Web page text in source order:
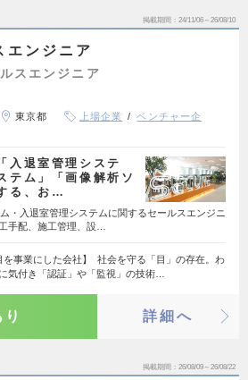
掲載期間 24/11/06～26/08/10
エンジニア
スエンジニア
東京都 上場企業
ベンチャー企
入退室管理システ
テム」「画像解析ソ
る、お…
・入退室管理システムに関するセールスエンジニ
手配、施工管理、設…
を事業にした会社】 社会を守る「目」の存在。わ
気付き「認証」や「監視」の技術…
詳細へ
掲載期間 26/08/09～26/08/22